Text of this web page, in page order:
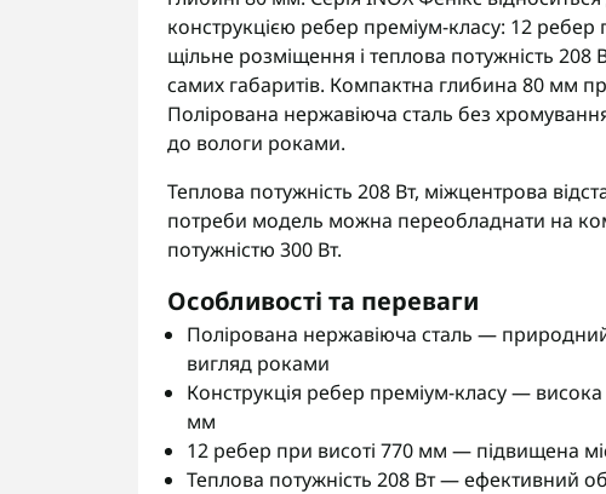
конструкцією ребер преміум-класу: 12
щільне розміщення і теплова потужність
самих габаритів. Компактна глибина 80 мм
Полірована нержавіюча сталь без
до вологи роками.
Теплова потужність 208 Вт, міжцентрова
потреби модель можна переобладнати на
потужністю 300 Вт.
Особливості та переваги
Полірована нержавіюча сталь —
вигляд роками
Конструкція ребер преміум-класу —
мм
12 ребер при висоті 770 мм — підвищена
Теплова потужність 208 Вт — ефективний